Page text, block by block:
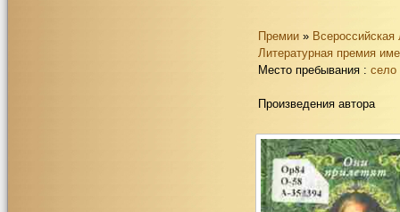
Премии »
Литературная премия
Место пребывания : село
Произведения автора